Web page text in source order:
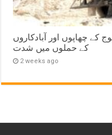
کے چھاپوں اور آبادکاروں
کے حملوں میں شدت
2 weeks ago